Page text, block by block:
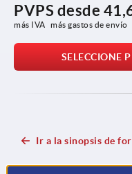
PVPS desde
más IVA más gastos de envío
SELECCIONE
Ir a la sinopsis de